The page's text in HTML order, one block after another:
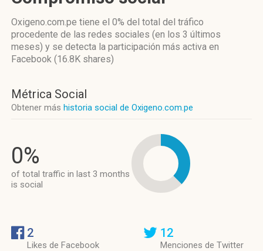
Oxigeno.com.pe tiene el 0% del total del tráfico
procedente de las redes sociales (en los 3 últimos
meses) y se detecta la participación más activa en
Facebook (16.8K shares)
Métrica Social
Obtener más historia social de Oxigeno.com.pe
0%
of total traffic in last 3 months
is social
2
Likes de Facebook
12
Menciones de Twitter